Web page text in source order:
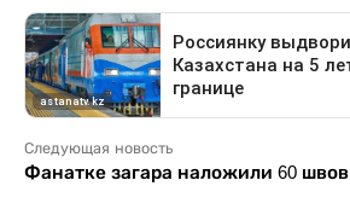
Следующая новость
Фанатке загара наложили 60